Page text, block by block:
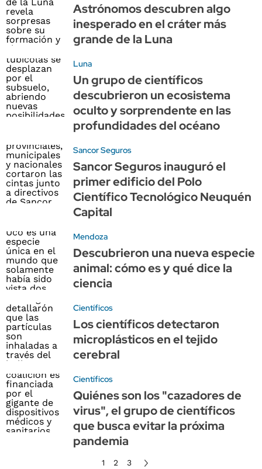
Astrónomos descubren algo
inesperado en el cráter más
grande de la Luna
Luna
Un grupo de científicos
descubrieron un ecosistema
oculto y sorprendente en las
profundidades del océano
Sancor Seguros
Sancor Seguros inauguró el
primer edificio del Polo
Científico Tecnológico Neuquén
Capital
Mendoza
Descubrieron una nueva especie
animal: cómo es y qué dice la
ciencia
Científicos
Los científicos detectaron
microplásticos en el tejido
cerebral
Científicos
Quiénes son los "cazadores de
virus", el grupo de científicos
que busca evitar la próxima
pandemia
1 2 3